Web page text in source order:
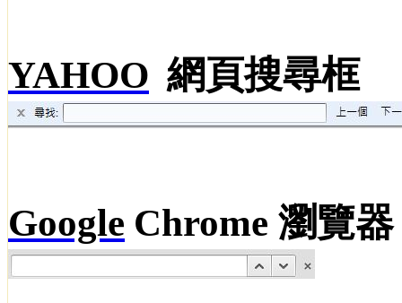
YAHOO 網頁搜尋框
Google Chrome 瀏覽器